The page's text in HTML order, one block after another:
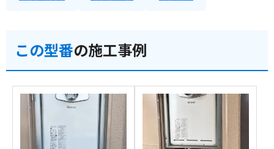
この型番の施工事例